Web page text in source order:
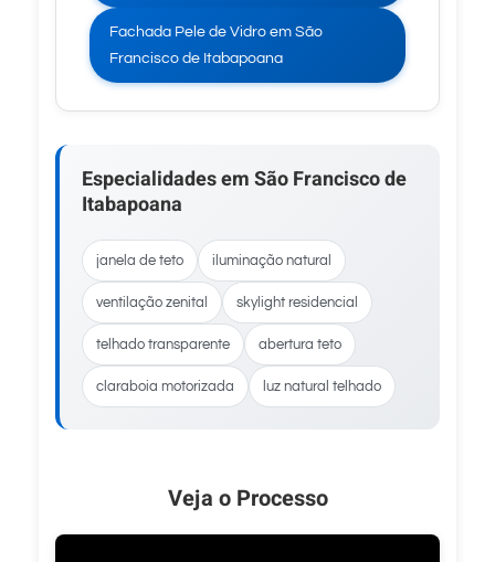
Fachada Pele de Vidro em São
Francisco de Itabapoana
Especialidades em São Francisco de
Itabapoana
janela de teto iluminação natural
ventilação zenital skylight residencial
telhado transparente abertura teto
claraboia motorizada luz natural telhado
Veja o Processo